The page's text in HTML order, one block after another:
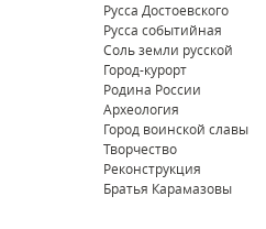
Русса Достоевского
Русса событийная
Соль земли русской
Город-курорт
Родина России
Археология
Город воинской славы
Творчество
Реконструкция
Братья Карамазовы